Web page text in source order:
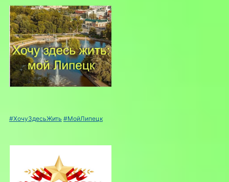
#ХочуЗдесьЖить #МойЛипецк